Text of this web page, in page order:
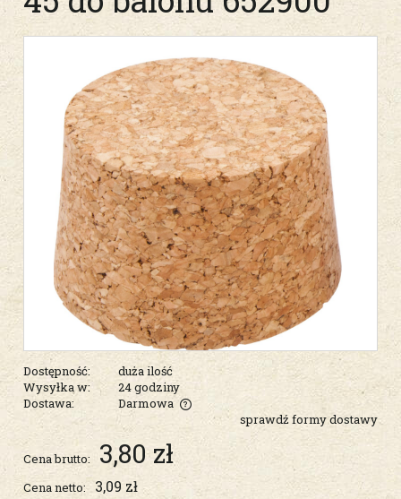
Dostępność:
duża ilość
Wysyłka w:
24 godziny
Dostawa:
Darmowa
Cena nie zawiera ewentualnych kosztów płatności
sprawdź formy dostawy
Cena brutto: 3,80 zł
Cena netto: 3,09 zł